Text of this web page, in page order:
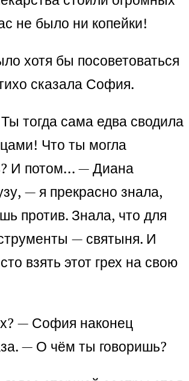
не было ни копейки!
хотя бы посоветоваться
сказала София.
тогда сама едва сводила
Что ты могла
И потом… — Диана
— я прекрасно знала,
против. Знала, что для
— святыня. И
взять этот грех на свою
— София наконец
— О чём ты говоришь?